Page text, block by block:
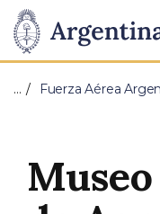
Presidencia
de
Nación
Pasar al contenido
… Fuerza Aérea